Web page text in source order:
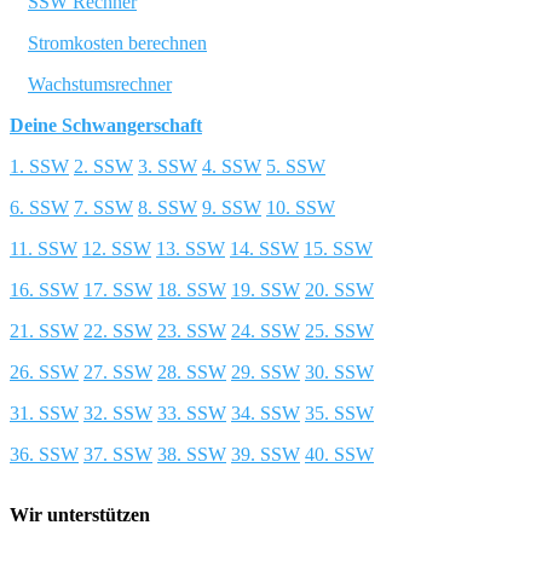
Stromkosten berechnen
Wachstumsrechner
Deine Schwangerschaft
1. SSW 2. SSW 3. SSW 4. SSW 5. SSW
6. SSW 7. SSW 8. SSW 9. SSW 10. SSW
11. SSW 12. SSW 13. SSW 14. SSW 15. SSW
16. SSW 17. SSW 18. SSW 19. SSW 20. SSW
21. SSW 22. SSW 23. SSW 24. SSW 25. SSW
26. SSW 27. SSW 28. SSW 29. SSW 30. SSW
31. SSW 32. SSW 33. SSW 34. SSW 35. SSW
36. SSW 37. SSW 38. SSW 39. SSW 40. SSW
Wir unterstützen